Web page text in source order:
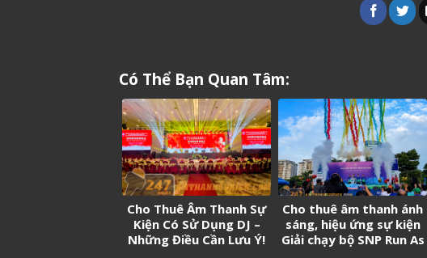
Có Thể Bạn Quan Tâm:
Cho Thuê Âm Thanh Sự
Kiện Có Sử Dụng DJ –
Những Điều Cần Lưu Ý!
Cho thuê âm thanh ánh
sáng, hiệu ứng sự kiện
Giải chạy bộ SNP Run As